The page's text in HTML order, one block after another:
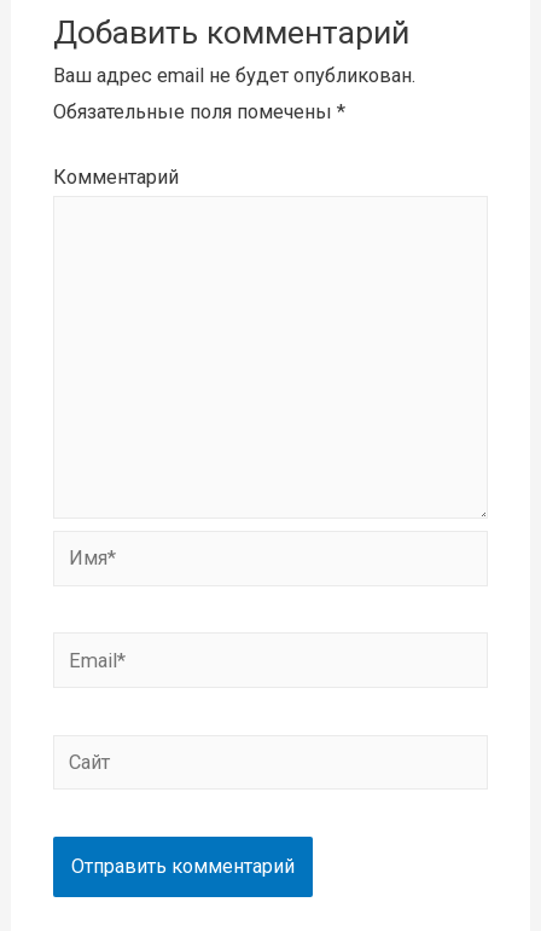
Добавить комментарий
Ваш адрес email не будет опубликован.
Обязательные поля помечены *
Комментарий
Имя*
Email*
Сайт